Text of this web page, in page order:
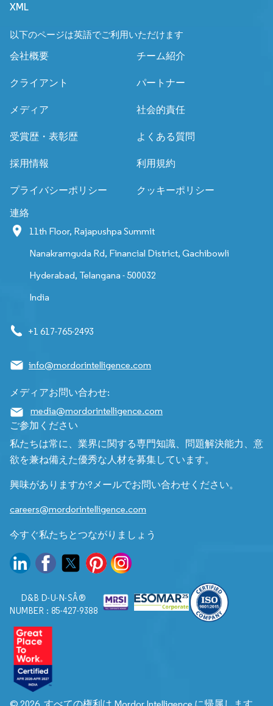
XML
以下のページは英語でご利用いただけます
会社概要 チーム紹介
クライアント パートナー
メディア 社会的責任
受賞歴・表彰歴 よくある質問
採用情報 利用規約
プライバシーポリシー クッキーポリシー
連絡
11th Floor, Rajapushpa Summit
Nanakramguda Rd, Financial District, Gachibowli
Hyderabad, Telangana - 500032
India
+1 617-765-2493
info@mordorintelligence.com
メディアお問い合わせ:
media@mordorintelligence.com
ご参加ください
私たちは常に、業界に関する専門知識、問題解決能力、意
欲を兼ね備えた優秀な人材を募集しています。
興味がありますか?メールでお問い合わせください。
careers@mordorintelligence.com
今すぐ私たちとつながりましょう
D&B D-U-N-SÂ®
NUMBER : 85-427-9388